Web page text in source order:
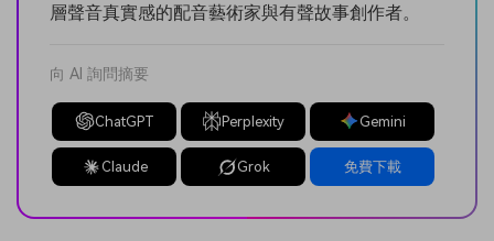
層聲音真實感的配音藝術家與有聲故事創作者。
向 AI 詢問摘要
ChatGPT Perplexity Gemini
Claude Grok 免費下載